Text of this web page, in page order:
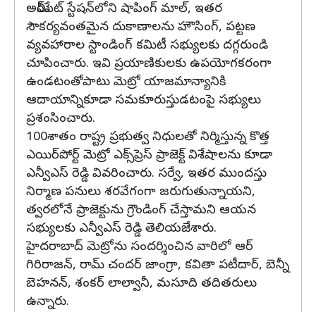
అమీర్‌పేట్ స్టేషన్‌లోని షాపింగ్ మాల్, ఇతర
సౌకర్యవంతమైన దుకాణాలను హౌసింగ్, పట్టణ
వ్యవహారాల స్టాండింగ్ కమిటీ సభ్యులకు దగ్గరుండి
చూపించారు. ఇవి ప్రయాణికులకు ఉపయోగకరంగా
ఉండటంతోపాటు మెట్రో యాజమాన్యానికి
ఆదాయాన్నికూడా సమకూరుస్తుడటంపై సభ్యులు
ప్రశంసించారు.
100శాతం రాష్ట్ర ప్రభుత్వ నిధులతో నిర్మిస్తున్న కొత్త
ఎయిర్‌పోర్ట్ మెట్రో ఎక్స్‌ప్రెస్ ప్రాజెక్ట్ విశేషాలను కూడా
ఎన్వీఎస్ రెడ్డి వివరించారు. సర్వే, ఇతర ముందస్తు
నిర్మాణ పనులు శరవేగంగా జరుగుతున్నాయని,
త్వరలోనే ప్రాజెక్టును గ్రౌండింగ్ చేస్తామని ఆయన
సభ్యులకు ఎన్వీఎస్ రెడ్డి తెలియజేశారు.
హైదరాబాద్ మెట్రోను సందర్శించిన వారిలో ఆర్
గిరిరాజన్, రామ్ చందర్ జాంగ్రా, కవితా పటీదార్, బెన్నీ
బెహనన్, శంకర్ లాల్వానీ, మసూది తదితరులు
ఉన్నారు.